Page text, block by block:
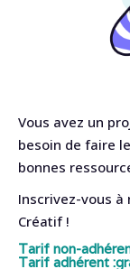
Vous avez un
besoin de faire
bonnes
Inscrivez-vous à
Créatif !
Tarif non-
Tarif adhérent :